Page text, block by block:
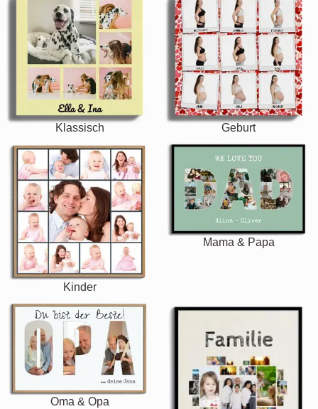
Klassisch Geburt
Kinder
Mama & Papa
Oma & Opa